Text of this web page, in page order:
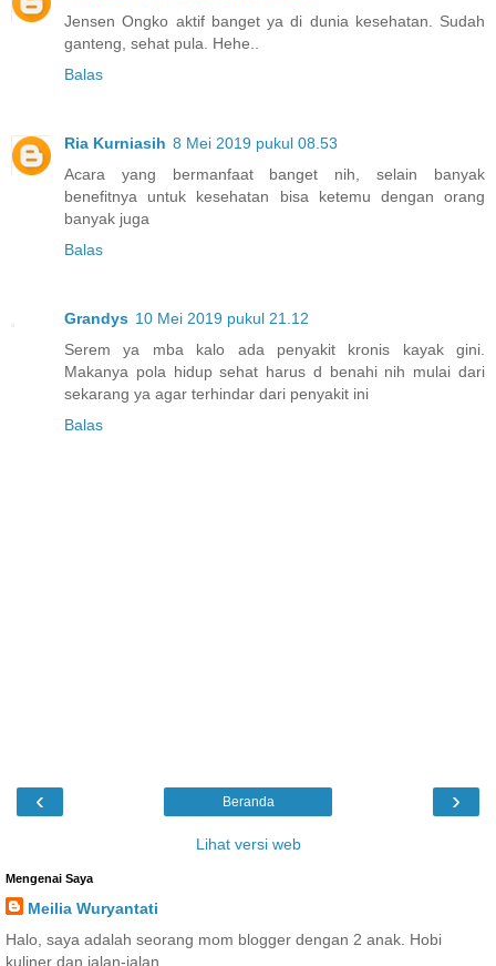
Jensen Ongko aktif banget ya di dunia kesehatan. Sudah
ganteng, sehat pula. Hehe..
Balas
Ria Kurniasih 8 Mei 2019 pukul 08.53
Acara yang bermanfaat banget nih, selain banyak
benefitnya untuk kesehatan bisa ketemu dengan orang
banyak juga
Balas
Grandys 10 Mei 2019 pukul 21.12
Serem ya mba kalo ada penyakit kronis kayak gini.
Makanya pola hidup sehat harus d benahi nih mulai dari
sekarang ya agar terhindar dari penyakit ini
Balas
‹ ›
Beranda
Lihat versi web
Mengenai Saya
Meilia Wuryantati
Halo, saya adalah seorang mom blogger dengan 2 anak. Hobi
kuliner dan jalan-jalan